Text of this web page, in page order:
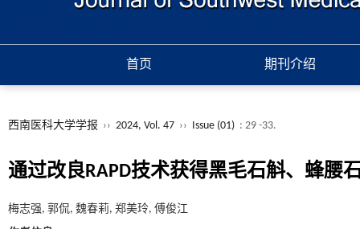
首页 期刊介绍
西南医科大学学报 ›› 2024, Vol. 47 ›› Issue (01) : 29 -33.
通过改良RAPD技术获得黑毛石斛、蜂腰
梅志强, 郭侃, 魏春莉, 郑美玲, 傅俊江